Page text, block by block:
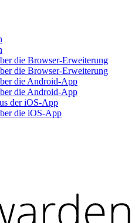
die Browser-Erweiterung
die Browser-Erweiterung
die Android-App
die Android-App
der iOS-App
die iOS-App